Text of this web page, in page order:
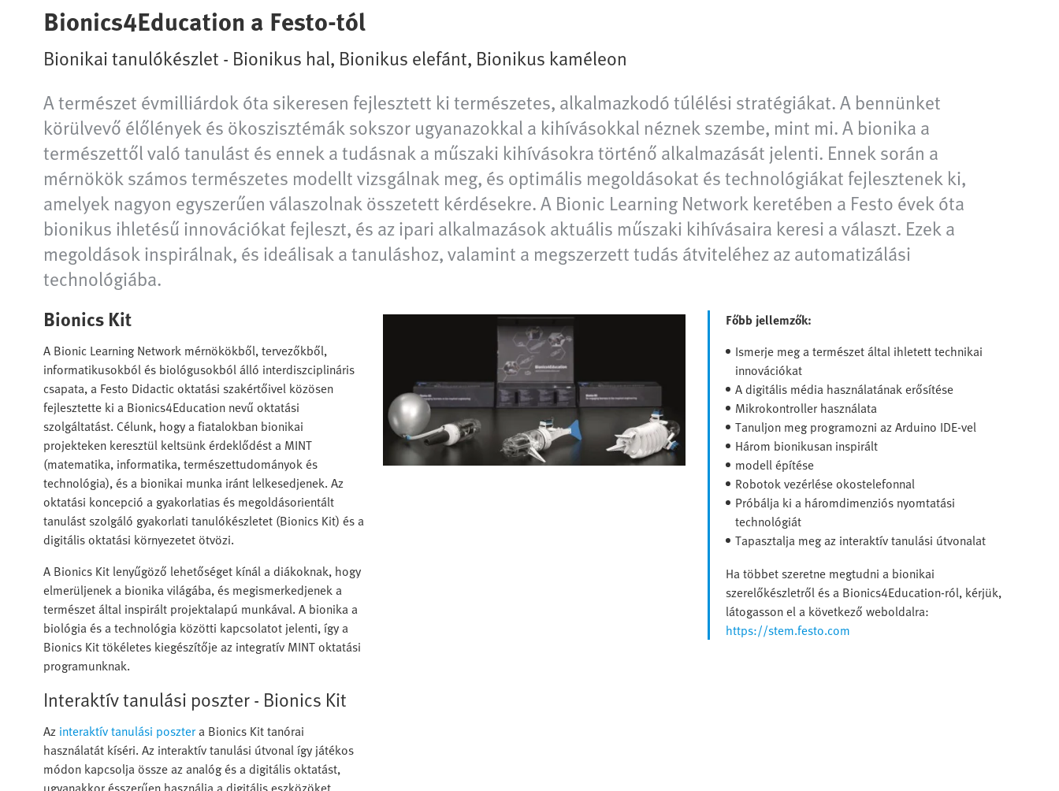
Bionics4Education a Festo-tól
Bionikai tanulókészlet - Bionikus hal, Bionikus elefánt, Bionikus kaméleon
A természet évmilliárdok óta sikeresen fejlesztett ki természetes, alkalmazkodó túlélési stratégiákat. A bennünket
körülvevő élőlények és ökoszisztémák sokszor ugyanazokkal a kihívásokkal néznek szembe, mint mi. A bionika a
természettől való tanulást és ennek a tudásnak a műszaki kihívásokra történő alkalmazását jelenti. Ennek során a
mérnökök számos természetes modellt vizsgálnak meg, és optimális megoldásokat és technológiákat fejlesztenek ki,
amelyek nagyon egyszerűen válaszolnak összetett kérdésekre. A Bionic Learning Network keretében a Festo évek óta
bionikus ihletésű innovációkat fejleszt, és az ipari alkalmazások aktuális műszaki kihívásaira keresi a választ. Ezek a
megoldások inspirálnak, és ideálisak a tanuláshoz, valamint a megszerzett tudás átviteléhez az automatizálási
technológiába.
Bionics Kit
A Bionic Learning Network mérnökökből, tervezőkből,
informatikusokból és biológusokból álló interdiszciplináris
csapata, a Festo Didactic oktatási szakértőivel közösen
fejlesztette ki a Bionics4Education nevű oktatási
szolgáltatást. Célunk, hogy a fiatalokban bionikai
projekteken keresztül keltsünk érdeklődést a MINT
(matematika, informatika, természettudományok és
technológia), és a bionikai munka iránt lelkesedjenek. Az
oktatási koncepció a gyakorlatias és megoldásorientált
tanulást szolgáló gyakorlati tanulókészletet (Bionics Kit) és a
digitális oktatási környezetet ötvözi.
A Bionics Kit lenyűgöző lehetőséget kínál a diákoknak, hogy
elmerüljenek a bionika világába, és megismerkedjenek a
természet által inspirált projektalapú munkával. A bionika a
biológia és a technológia közötti kapcsolatot jelenti, így a
Bionics Kit tökéletes kiegészítője az integratív MINT oktatási
programunknak.
Interaktív tanulási poszter - Bionics Kit
Az interaktív tanulási posztera Bionics Kit tanórai
használatát kíséri. Az interaktív tanulási útvonal így játékos
módon kapcsolja össze az analóg és a digitális oktatást,
Főbb jellemzők:
Ismerje meg a természet által ihletett technikai
innovációkat
A digitális média használatának erősítése
Mikrokontroller használata
Tanuljon meg programozni az Arduino IDE-vel
Három bionikusan inspirált
modell építése
Robotok vezérlése okostelefonnal
Próbálja ki a háromdimenziós nyomtatási
technológiát
Tapasztalja meg az interaktív tanulási útvonalat
Ha többet szeretne megtudni a bionikai
szerelőkészletről és a Bionics4Education-ról, kérjük,
látogasson el a következő weboldalra:
https://stem.festo.com